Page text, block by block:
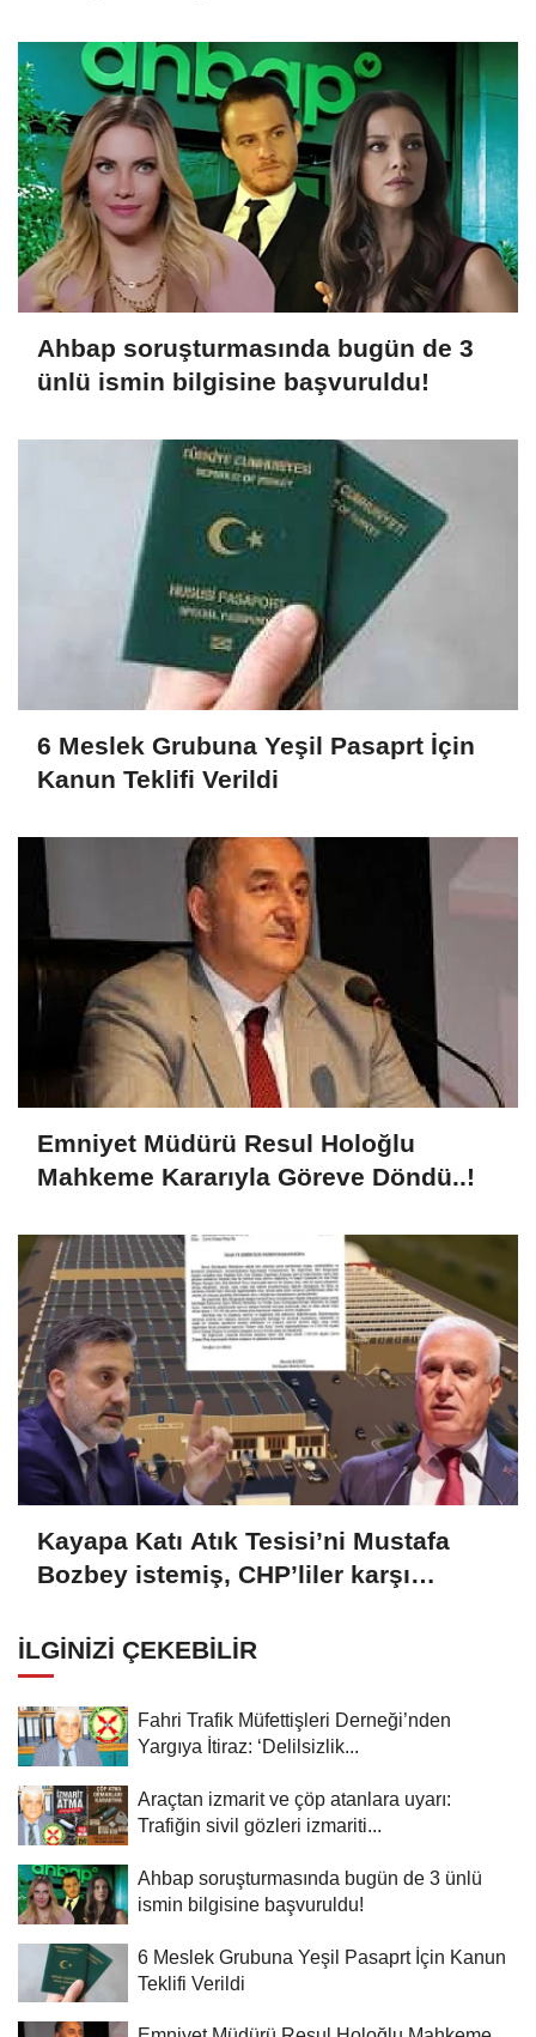
Ahbap soruşturmasında bugün de 3
ünlü ismin bilgisine başvuruldu!
6 Meslek Grubuna Yeşil Pasaprt İçin
Kanun Teklifi Verildi
Emniyet Müdürü Resul Holoğlu
Mahkeme Kararıyla Göreve Döndü..!
Kayapa Katı Atık Tesisi’ni Mustafa
Bozbey istemiş, CHP’liler karşı
İLGINIZI ÇEKEBILIR
Fahri Trafik Müfettişleri Derneği’nden
Yargıya İtiraz: ‘Delilsizlik...
Araçtan izmarit ve çöp atanlara uyarı:
Trafiğin sivil gözleri izmariti...
Ahbap soruşturmasında bugün de 3 ünlü
ismin bilgisine başvuruldu!
6 Meslek Grubuna Yeşil Pasaprt İçin Kanun
Teklifi Verildi